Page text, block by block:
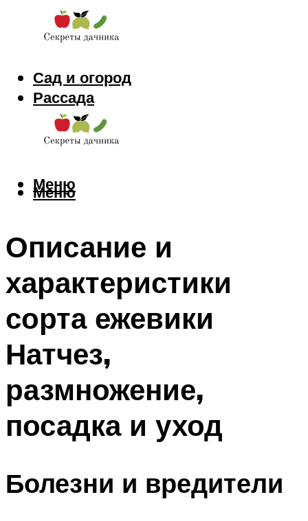
Сад и огород
Рассада
Цветы
Заготовки
Меню
Меню
Описание и
характеристики
сорта ежевики
Натчез,
размножение,
посадка и уход
Болезни и вредители